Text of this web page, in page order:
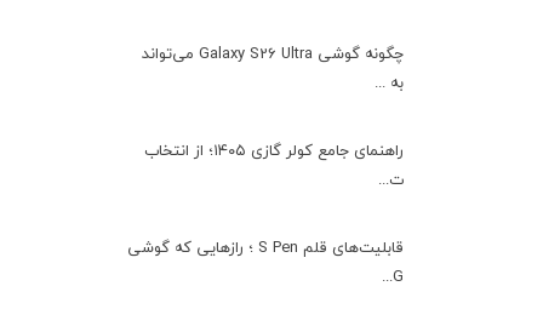
چگونه گوشی Galaxy S26 Ultra می‌تواند
به ...
راهنمای جامع کولر گازی ۱۴۰۵؛ از انتخاب
ت...
قابلیت‌های قلم S Pen ؛ رازهایی که گوشی
G...